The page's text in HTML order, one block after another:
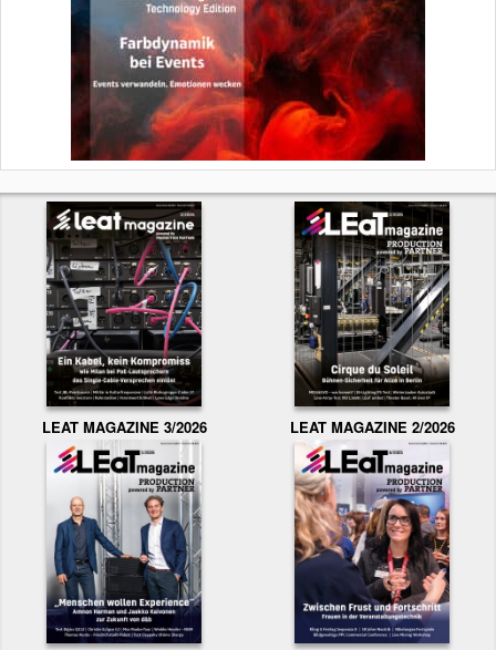
LEAT MAGAZINE 3/2026 LEAT MAGAZINE 2/2026